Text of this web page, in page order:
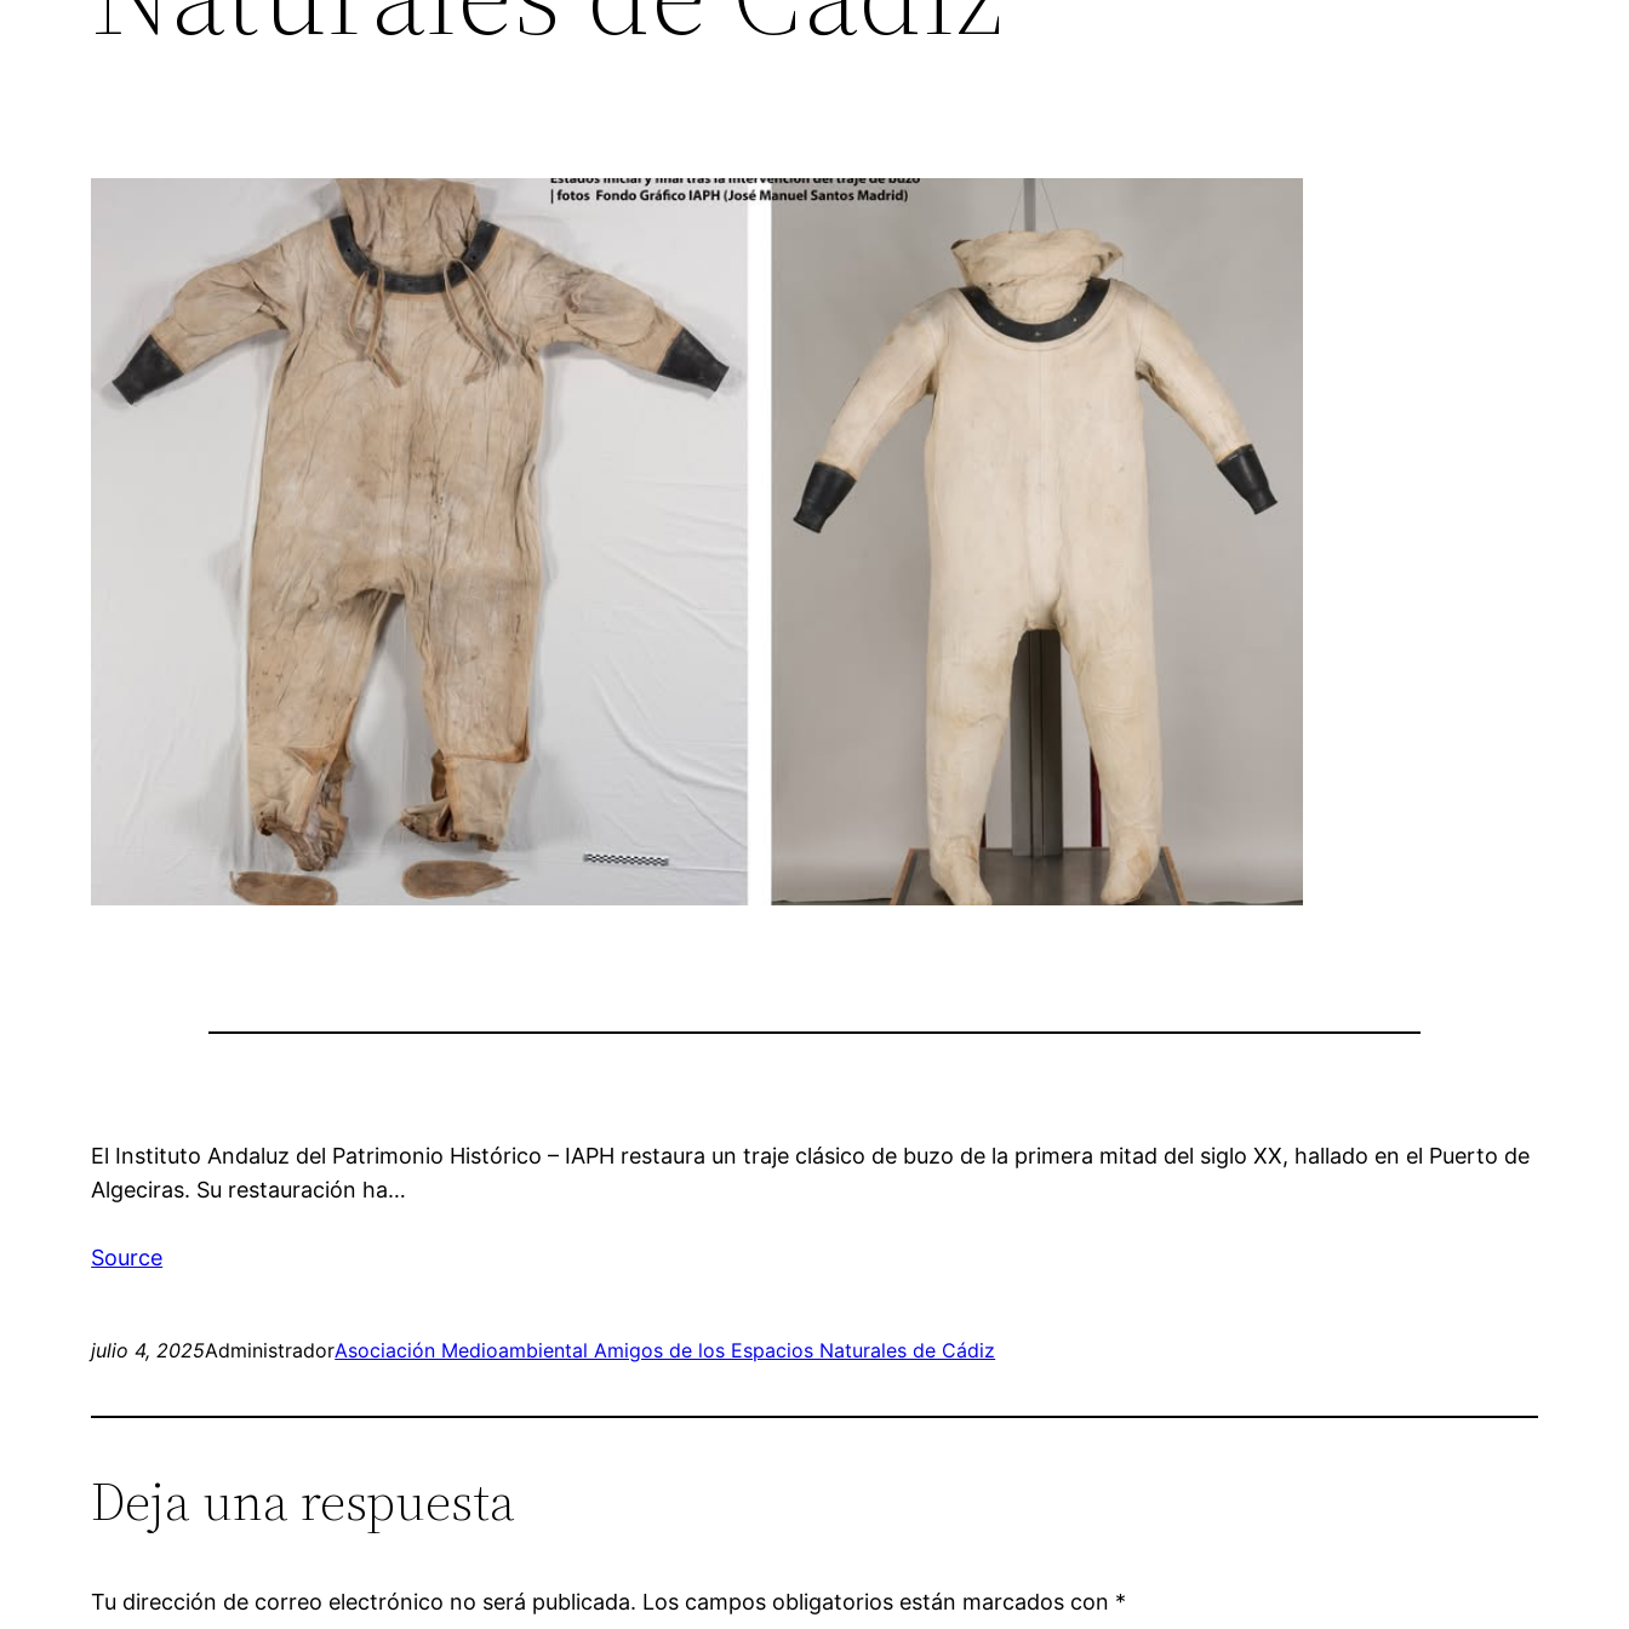
El Instituto Andaluz del Patrimonio Histórico – IAPH restaura un traje clásico de buzo de la primera mitad del siglo XX, hallado en el Puerto de
Algeciras. Su restauración ha…
Source
julio 4, 2025AdministradorAsociación Medioambiental Amigos de los Espacios Naturales de Cádiz
Deja una respuesta
Tu dirección de correo electrónico no será publicada. Los campos obligatorios están marcados con *